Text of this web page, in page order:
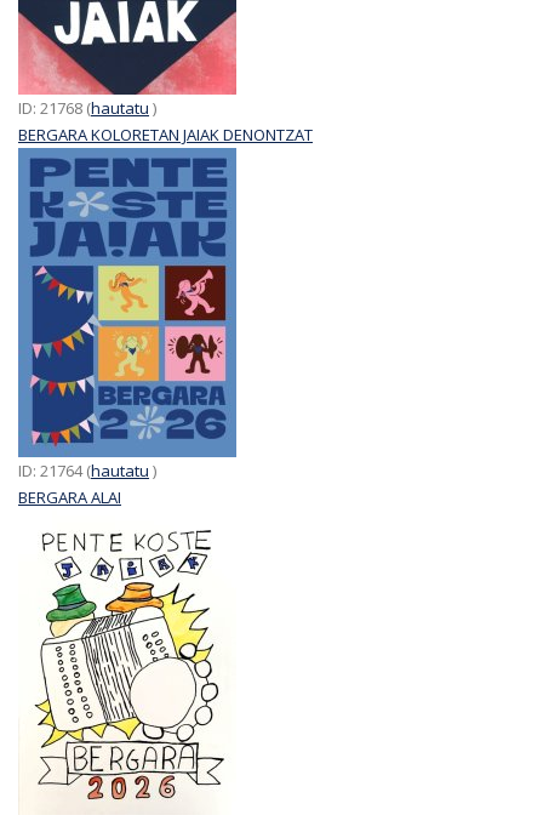
ID: 21768 (hautatu )
BERGARA KOLORETAN JAIAK DENONTZAT
ID: 21764 (hautatu )
BERGARA ALAI